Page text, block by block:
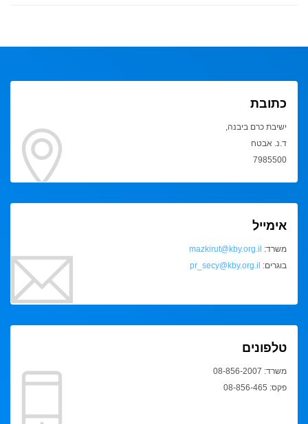
כתובת
ישיבת כרם ביבנה,
ד.נ. אבטח
7985500
אימייל
משרד: mazkirut@kby.org.il
בוגרים: pr_secy@kby.org.il
טלפונים
משרד: 08-856-2007
פקס: 08-856-465